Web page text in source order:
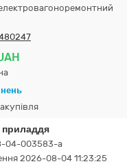
приладдя
04-003583-a
2026-08-04 11:23:25